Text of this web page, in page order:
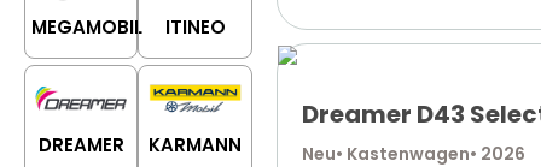
MEGAMOBIL ITINEO
DREAMER KARMANN
Dreamer D43
Neu• Kastenwagen• 2026